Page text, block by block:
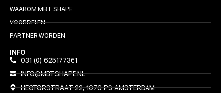
WAAROM MBT SHAPE
VOORDELEN
PARTNER WORDEN
INFO
031 (0) 625177361
INFO@MBTSHAPE.NL
HECTORSTRAAT 22, 1076 PS AMSTERDAM